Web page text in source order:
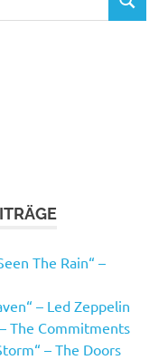
SUCHEN
The Rain“ –
– Led Zeppelin
The Commitments
– The Doors